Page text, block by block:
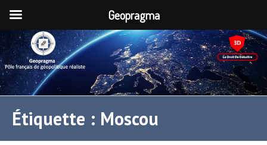
Étiquette : Moscou
Geopragma